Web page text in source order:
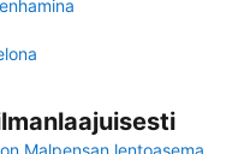
Malpensan lentoasema